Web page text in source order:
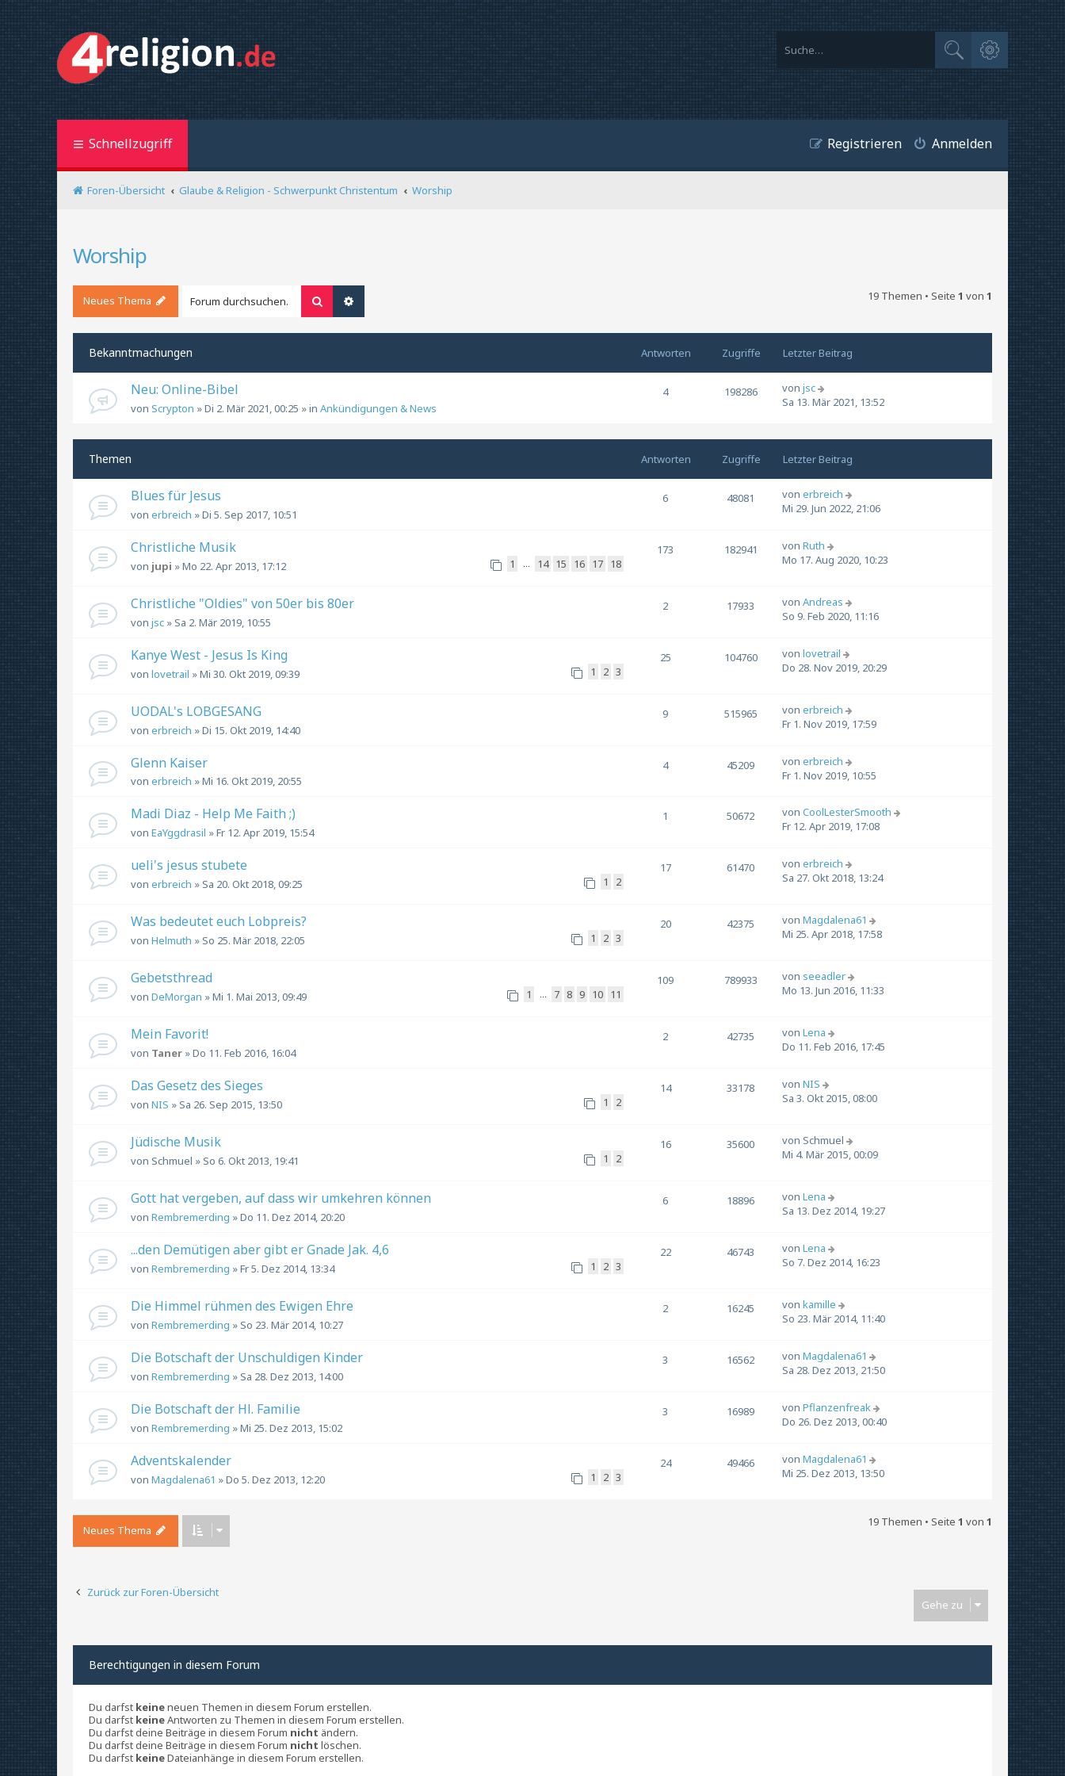
Suche
Erweiterte Suche
Schnellzugriff Anmelden
Registrieren
Foren-Übersicht Glaube & Religion - Schwerpunkt Christentum Worship
Worship
Neues Thema Suche 19 Themen • Seite 1 von 1
Bekanntmachungen Antworten Zugriffe Letzter Beitrag
Neu: Online-Bibel
von Scrypton » Di 2. Mär 2021, 00:25 » in Ankündigungen & News
4 198286 von jsc
Sa 13. Mär 2021, 13:52
Themen Antworten Zugriffe Letzter Beitrag
Blues für Jesus
von erbreich » Di 5. Sep 2017, 10:51
6 48081 von erbreich
Mi 29. Jun 2022, 21:06
Christliche Musik
von jupi » Mo 22. Apr 2013, 17:12 1 14 15 16 17 18
173 182941 von Ruth
Mo 17. Aug 2020, 10:23
Christliche "Oldies" von 50er bis 80er
von jsc » Sa 2. Mär 2019, 10:55
2 17933 von Andreas
So 9. Feb 2020, 11:16
Kanye West - Jesus Is King
von lovetrail » Mi 30. Okt 2019, 09:39 1 2 3
25 104760 von lovetrail
Do 28. Nov 2019, 20:29
UODAL's LOBGESANG
von erbreich » Di 15. Okt 2019, 14:40
9 515965 von erbreich
Fr 1. Nov 2019, 17:59
Glenn Kaiser
von erbreich » Mi 16. Okt 2019, 20:55
4 45209 von erbreich
Fr 1. Nov 2019, 10:55
Madi Diaz - Help Me Faith ;)
von EaYggdrasil » Fr 12. Apr 2019, 15:54
1 50672 von CoolLesterSmooth
Fr 12. Apr 2019, 17:08
ueli's jesus stubete
von erbreich » Sa 20. Okt 2018, 09:25 1 2
17 61470 von erbreich
Sa 27. Okt 2018, 13:24
Was bedeutet euch Lobpreis?
von Helmuth » So 25. Mär 2018, 22:05 1 2 3
20 42375 von Magdalena61
Mi 25. Apr 2018, 17:58
Gebetsthread
von DeMorgan » Mi 1. Mai 2013, 09:49 1 … 7 8 9 10 11
109 789933 von seeadler
Mo 13. Jun 2016, 11:33
Mein Favorit!
von Taner » Do 11. Feb 2016, 16:04
2 42735 von Lena
Do 11. Feb 2016, 17:45
Das Gesetz des Sieges
von NIS » Sa 26. Sep 2015, 13:50 1 2
14 33178 von NIS
Sa 3. Okt 2015, 08:00
Jüdische Musik
von Schmuel » So 6. Okt 2013, 19:41 1 2
16 35600 von Schmuel
Mi 4. Mär 2015, 00:09
Gott hat vergeben, auf dass wir umkehren können
von Rembremerding » Do 11. Dez 2014, 20:20
6 18896 von Lena
Sa 13. Dez 2014, 19:27
...den Demütigen aber gibt er Gnade Jak. 4,6
von Rembremerding » Fr 5. Dez 2014, 13:34 1 2 3
22 46743 von Lena
So 7. Dez 2014, 16:23
Die Himmel rühmen des Ewigen Ehre
von Rembremerding » So 23. Mär 2014, 10:27
2 16245 von kamille
So 23. Mär 2014, 11:40
Die Botschaft der Unschuldigen Kinder
von Rembremerding » Sa 28. Dez 2013, 14:00
3 16562 von Magdalena61
Sa 28. Dez 2013, 21:50
Die Botschaft der Hl. Familie
von Rembremerding » Mi 25. Dez 2013, 15:02
3 16989 von Pflanzenfreak
Do 26. Dez 2013, 00:40
Adventskalender
von Magdalena61 » Do 5. Dez 2013, 12:20 1 2 3
24 49466 von Magdalena61
Mi 25. Dez 2013, 13:50
Neues Thema
19 Themen • Seite 1 von 1
Zurück zur Foren-Übersicht
Gehe zu
Berechtigungen in diesem Forum
Du darfst keineneuen Themen in diesem Forum erstellen.
Du darfst keineAntworten zu Themen in diesem Forum erstellen.
Du darfst deine Beiträge in diesem Forum nicht ändern.
Du darfst deine Beiträge in diesem Forum nicht löschen.
Du darfst keineDateianhänge in diesem Forum erstellen.